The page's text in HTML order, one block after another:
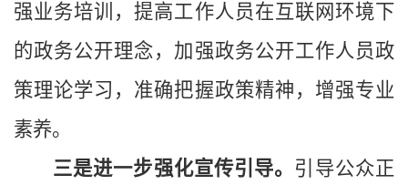
强业务培训，提高工作人员在互联网环境下
的政务公开理念，加强政务公开工作人员政
策理论学习，准确把握政策精神，增强专业
素养。
三是进一步强化宣传引导。 引导公众正